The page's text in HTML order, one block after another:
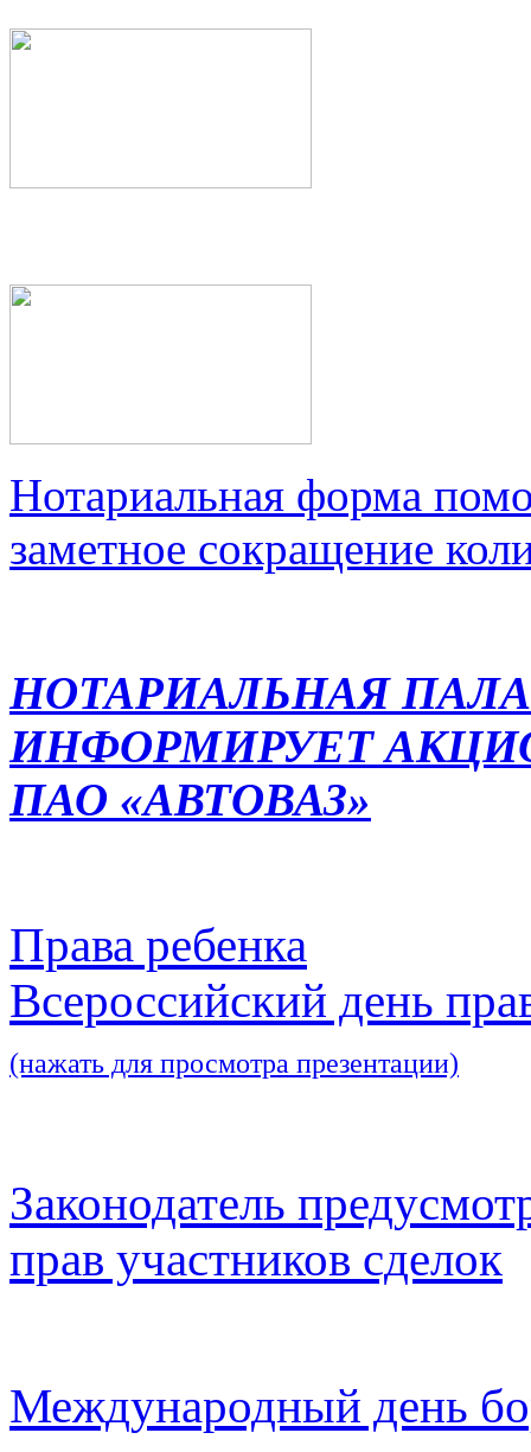
Нотариальная форма
заметное сокращение
НОТАРИАЛЬНАЯ
ИНФОРМИРУЕТ
ПАО «АВТОВАЗ»
Права ребенка
Всероссийский день
(нажать для просмотра презентации)
Законодатель
прав участников сделок
Международный день